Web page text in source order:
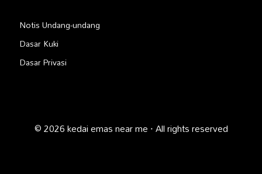
Notis Undang-undang
Dasar Kuki
Dasar Privasi
© 2026 kedai emas near me · All rights reserved